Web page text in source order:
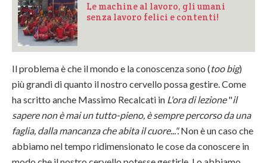
Le machine al lavoro, gli umani
senza lavoro felici e contenti!
Il problema è che il mondo e la conoscenza sono (too big)
più grandi di quanto il nostro cervello possa gestire. Come
ha scritto anche Massimo Recalcati in L'ora di lezione"il
sapere non è mai un tutto-pieno, è sempre percorso da una
faglia, dalla mancanza che abita il cuore...".Non è un caso che
abbiamo nel tempo ridimensionato le cose da conoscere in